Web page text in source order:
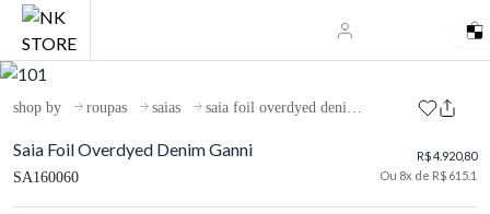
shop by roupas saias saia foil overdyed denim ganni
Saia Foil Overdyed Denim Ganni
SA160060
R$ 4.920,80
Ou 8x de R$ 615.1